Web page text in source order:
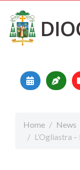
Main
Home News
L’Ogliastra